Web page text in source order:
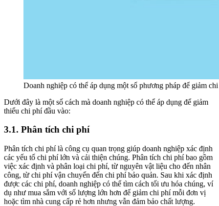
Doanh nghiệp có thể áp dụng một số phương pháp để giảm
Dưới đây là một số cách mà doanh nghiệp có thể áp dụng để giảm
thiểu chi phí đầu vào:
3.1. Phân tích chi phí
Phân tích chi phí là công cụ quan trọng giúp doanh nghiệp xác định
các yếu tố chi phí lớn và cải thiện chúng. Phân tích chi phí bao gồm
việc xác định và phân loại chi phí, từ nguyên vật liệu cho đến nhân
công, từ chi phí vận chuyển đến chi phí bảo quản. Sau khi xác định
được các chi phí, doanh nghiệp có thể tìm cách tối ưu hóa chúng, ví
dụ như mua sắm với số lượng lớn hơn để giảm chi phí mỗi đơn vị
hoặc tìm nhà cung cấp rẻ hơn nhưng vẫn đảm bảo chất lượng.